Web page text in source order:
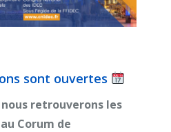
sont ouvertes
retrouverons les
Corum de